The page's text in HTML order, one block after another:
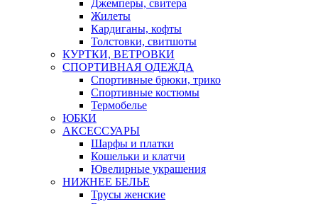
Джемперы, свитера
Жилеты
Кардиганы, кофты
Толстовки, свитшоты
КУРТКИ, ВЕТРОВКИ
СПОРТИВНАЯ ОДЕЖДА
Спортивные брюки, трико
Спортивные костюмы
Термобелье
ЮБКИ
AКСЕССУАРЫ
Шарфы и платки
Кошельки и клатчи
Ювелирные украшения
НИЖНЕЕ БЕЛЬЕ
Трусы женские